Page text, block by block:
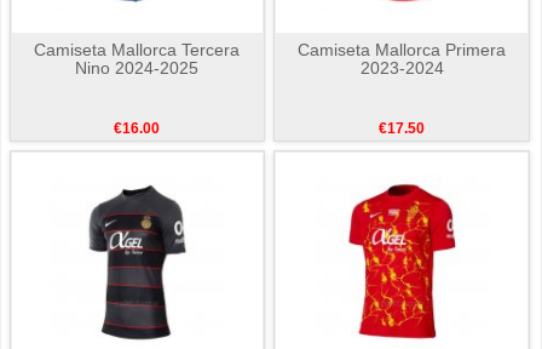
Camiseta Mallorca Tercera
Nino 2024-2025
€16.00
Camiseta Mallorca Primera
2023-2024
€17.50